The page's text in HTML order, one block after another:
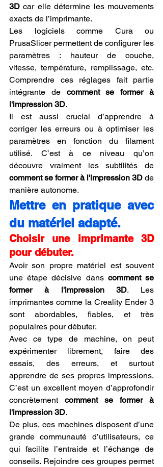
3D car elle détermine les mouvements
exacts de l’imprimante.
Les logiciels comme Cura ou
PrusaSlicer permettent de configurer les
paramètres : hauteur de couche,
vitesse, température, remplissage, etc.
Comprendre ces réglages fait partie
intégrante de comment se former à
l'impression 3D.
Il est aussi crucial d’apprendre à
corriger les erreurs ou à optimiser les
paramètres en fonction du filament
utilisé. C’est à ce niveau qu’on
comment se former à l'impression 3D de
manière autonome.
Mettre en pratique avec
du matériel adapté.
Choisir une imprimante 3D
pour débuter.
Avoir son propre matériel est souvent
une étape décisive dans comment se
former à l'impression 3D. Les
imprimantes comme la Creality Ender 3
sont abordables, fiables, et très
populaires pour débuter.
Avec ce type de machine, on peut
expérimenter librement, faire des
essais, des erreurs, et surtout
apprendre de ses propres impressions.
C’est un excellent moyen d’approfondir
concrètement comment se former à
l'impression 3D.
De plus, ces machines disposent d’une
grande communauté d’utilisateurs, ce
qui facilite l’entraide et l’échange de
conseils. Rejoindre ces groupes permet